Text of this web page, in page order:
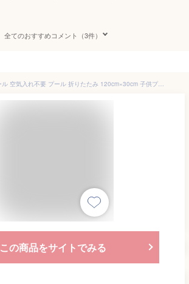
全てのおすすめコメント（3件）
折りたたみプール 空気入れ不要 プール 折りたたみ 120cm×30cm 子供プール ボールプール ビニールプール ベビー用 収納便利 お風呂用 ペット 庭 犬猫 お家プール 暑さ対策 おしゃれ
この商品をサイトでみる